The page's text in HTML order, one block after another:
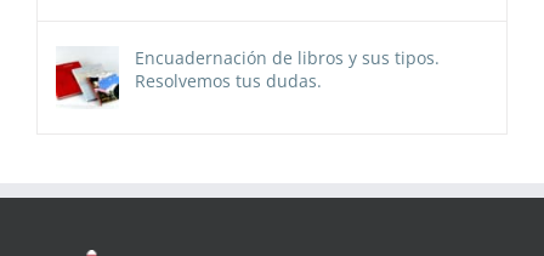
Encuadernación de libros y sus tipos.
Resolvemos tus dudas.